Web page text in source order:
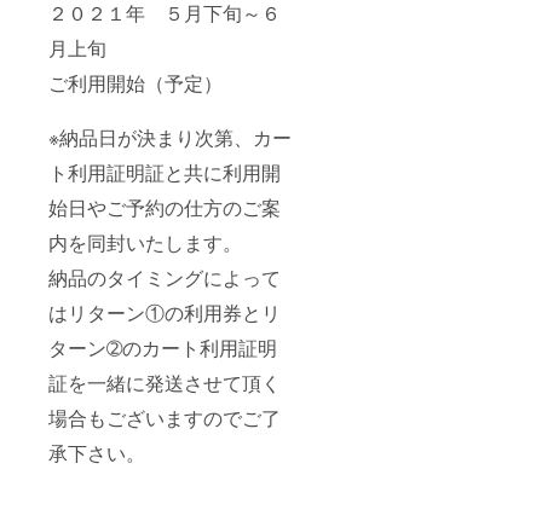
２０２１年 ５月下旬～６
月上旬
ご利用開始（予定）
※納品日が決まり次第、カー
ト利用証明証と共に利用開
始日やご予約の仕方のご案
内を同封いたします。
納品のタイミングによって
はリターン①の利用券とリ
ターン➁のカート利用証明
証を一緒に発送させて頂く
場合もございますのでご了
承下さい。